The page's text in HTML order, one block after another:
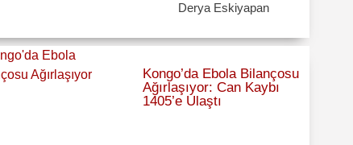
Derya Eskiyapan
Kongo’da Ebola Bilançosu
Ağırlaşıyor: Can Kaybı
1405’e Ulaştı